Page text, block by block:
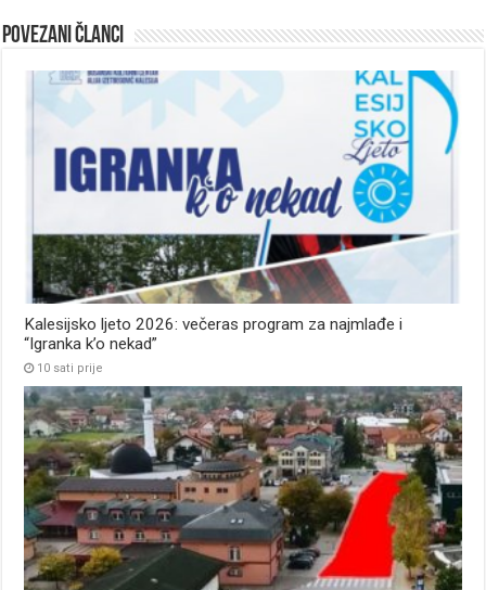
Povezani članci
Kalesijsko ljeto 2026: večeras program za najmlađe i
“Igranka k’o nekad”
10 sati prije